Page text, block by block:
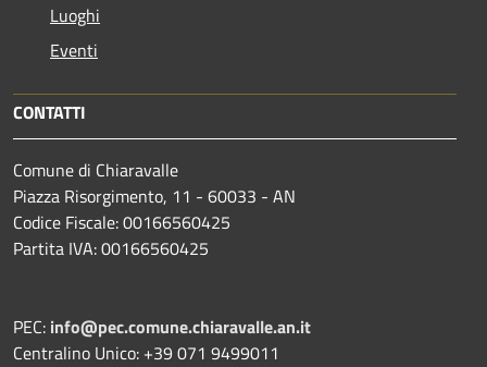
Luoghi
Eventi
CONTATTI
Comune di Chiaravalle
Piazza Risorgimento, 11 - 60033 - AN
Codice Fiscale: 00166560425
Partita IVA: 00166560425
PEC: info@pec.comune.chiaravalle.an.it
Centralino Unico: +39 071 9499011